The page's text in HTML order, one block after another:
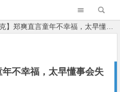
】郑爽直言童年不幸福，太早懂事会失去很多
年不幸福，太早懂事会失